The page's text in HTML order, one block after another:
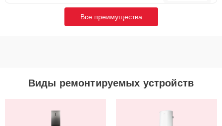
Все преимущества
Виды ремонтируемых устройств